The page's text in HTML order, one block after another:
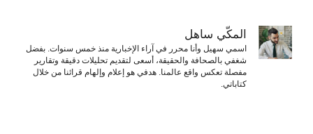
المكّي ساهل
اسمي سهيل وأنا محرر في آراء الإخبارية منذ خمس سنوات. بفضل
شغفي بالصحافة والحقيقة، أسعى لتقديم تحليلات دقيقة وتقارير
مفصلة تعكس واقع عالمنا. هدفي هو إعلام وإلهام قرائنا من خلال
كتاباتي.